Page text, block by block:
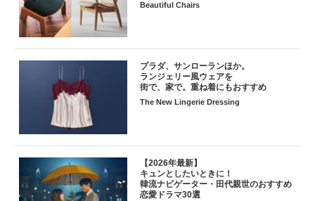
Beautiful Chairs
プラダ、サンローランほか。
ランジェリー風ウェアを
街で、家で。重ね着にもおすすめ
The New Lingerie Dressing
【2026年最新】
キュンとしたいときに！
韓流ナビゲーター・田代親世のおすすめ
恋愛ドラマ30選